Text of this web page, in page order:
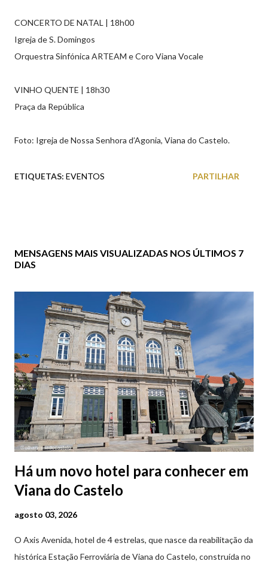
CONCERTO DE NATAL | 18h00
Igreja de S. Domingos
Orquestra Sinfónica ARTEAM e Coro Viana Vocale
VINHO QUENTE | 18h30
Praça da República
Foto: Igreja de Nossa Senhora d’Agonia, Viana do Castelo.
ETIQUETAS: EVENTOS PARTILHAR
MENSAGENS MAIS VISUALIZADAS NOS ÚLTIMOS 7
DIAS
Há um novo hotel para conhecer em
Viana do Castelo
agosto 03, 2026
O Axis Avenida, hotel de 4 estrelas, que nasce da reabilitação da
histórica Estação Ferroviária de Viana do Castelo, construída no